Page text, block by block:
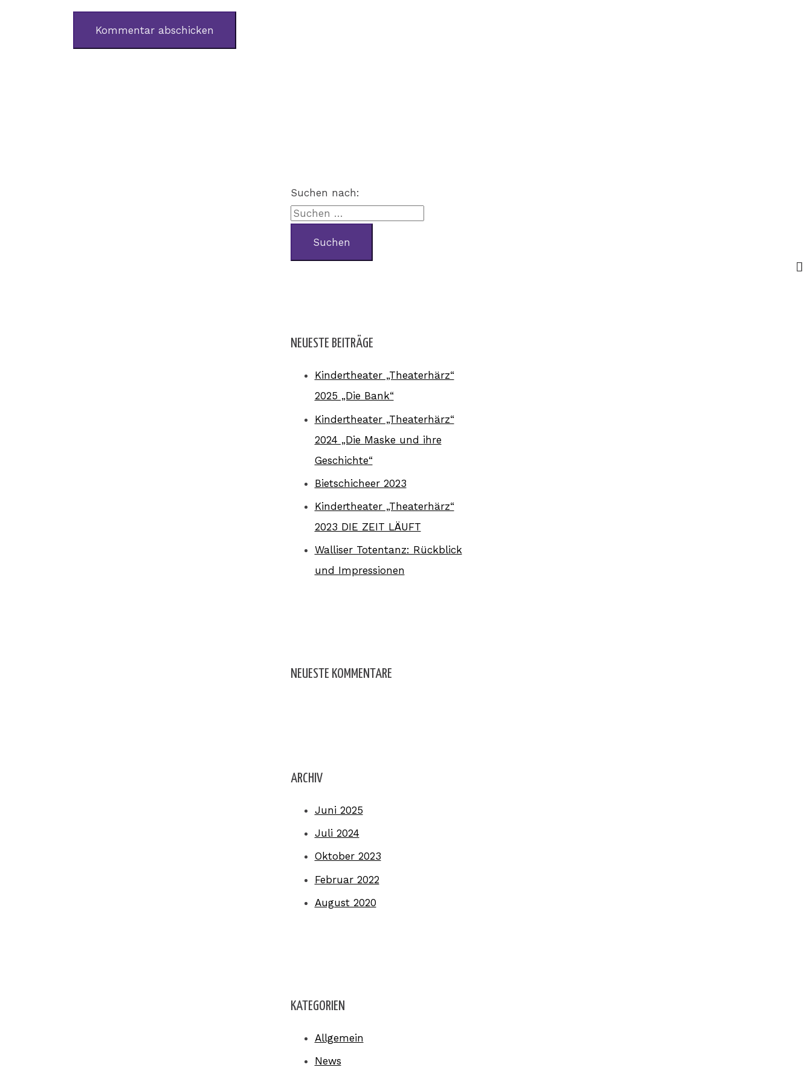
Suchen nach:
NEUESTE BEITRÄGE
Kindertheater „Theaterhärz“
2025 „Die Bank“
Kindertheater „Theaterhärz“
2024 „Die Maske und ihre
Geschichte“
Bietschicheer 2023
Kindertheater „Theaterhärz“
2023 DIE ZEIT LÄUFT
Walliser Totentanz: Rückblick
und Impressionen
NEUESTE KOMMENTARE
ARCHIV
Juni 2025
Juli 2024
Oktober 2023
Februar 2022
August 2020
KATEGORIEN
Allgemein
News